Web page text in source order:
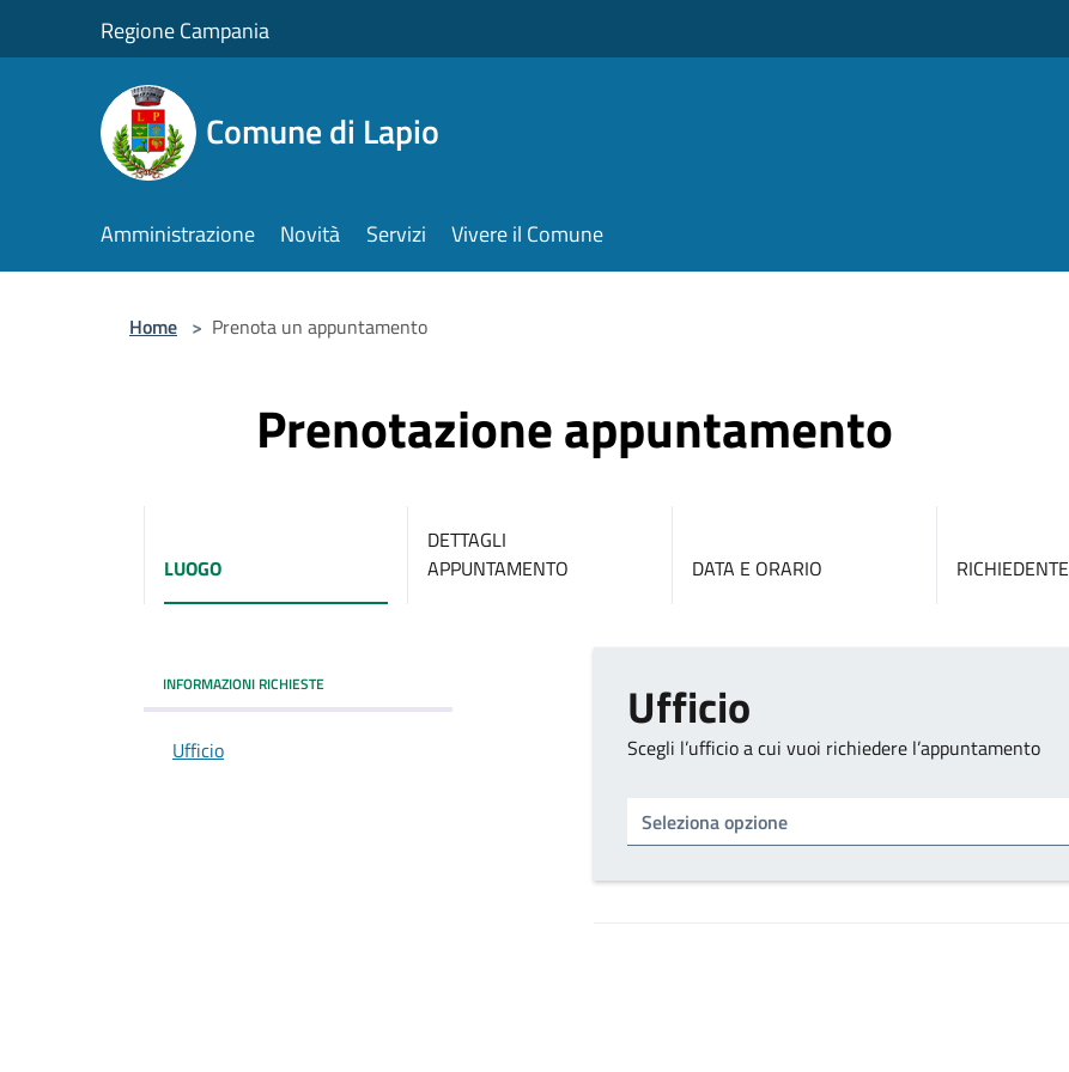
Regione Campania
Comune di Lapio
Amministrazione Novità Servizi Vivere il Comune
Home > Prenota un appuntamento
Prenotazione appuntamento
LUOGO
DETTAGLI
APPUNTAMENTO
DATA E ORARIO RICHIEDENTE
INFORMAZIONI RICHIESTE
Ufficio
Ufficio
Scegli l’ufficio a cui vuoi richiedere l’appuntamento